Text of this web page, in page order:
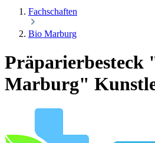
Fachschaften
Bio Marburg
Präparierbesteck
Marburg"